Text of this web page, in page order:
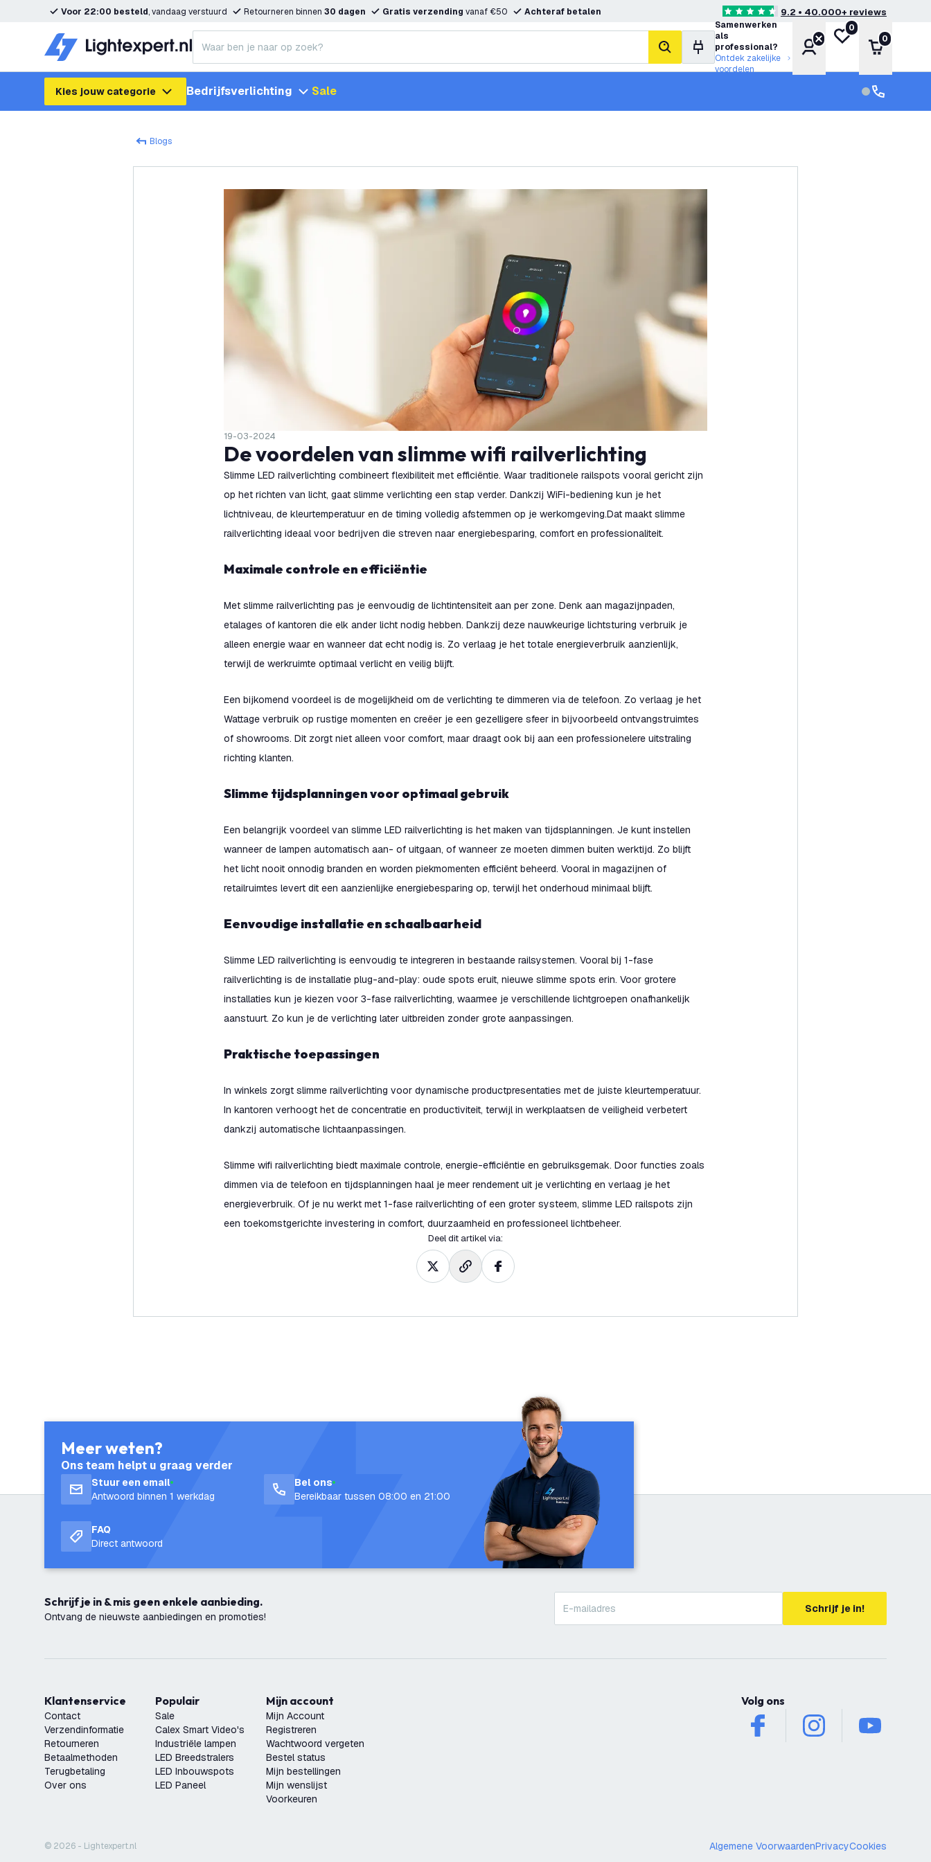
Voor 22:00 besteld, vandaag verstuurd Retourneren binnen 30 dagen Gratis verzending vanaf €50 Achteraf betalen 4.6 score sterren9.2 • 40.000+ reviews
zoeken
Samenwerken
als
professional?
Ontdek zakelijke
voordelen
Account
Mijn verlanglijst
0
0
Kies jouw categorie Bedrijfsverlichting Sale
Blogs
19-03-2024
De voordelen van slimme wifi railverlichting
Slimme LED railverlichting combineert flexibiliteit met efficiëntie. Waar traditionele railspots vooral gericht zijn
op het richten van licht, gaat slimme verlichting een stap verder. Dankzij WiFi-bediening kun je het
lichtniveau, de kleurtemperatuur en de timing volledig afstemmen op je werkomgeving.Dat maakt slimme
railverlichting ideaal voor bedrijven die streven naar energiebesparing, comfort en professionaliteit.
Maximale controle en efficiëntie
Met slimme railverlichting pas je eenvoudig de lichtintensiteit aan per zone. Denk aan magazijnpaden,
etalages of kantoren die elk ander licht nodig hebben. Dankzij deze nauwkeurige lichtsturing verbruik je
alleen energie waar en wanneer dat echt nodig is. Zo verlaag je het totale energieverbruik aanzienlijk,
terwijl de werkruimte optimaal verlicht en veilig blijft.
Een bijkomend voordeel is de mogelijkheid om de verlichting te dimmeren via de telefoon. Zo verlaag je het
Wattage verbruik op rustige momenten en creëer je een gezelligere sfeer in bijvoorbeeld ontvangstruimtes
of showrooms. Dit zorgt niet alleen voor comfort, maar draagt ook bij aan een professionelere uitstraling
richting klanten.
Slimme tijdsplanningen voor optimaal gebruik
Een belangrijk voordeel van slimme LED railverlichting is het maken van tijdsplanningen. Je kunt instellen
wanneer de lampen automatisch aan- of uitgaan, of wanneer ze moeten dimmen buiten werktijd. Zo blijft
het licht nooit onnodig branden en worden piekmomenten efficiënt beheerd. Vooral in magazijnen of
retailruimtes levert dit een aanzienlijke energiebesparing op, terwijl het onderhoud minimaal blijft.
Eenvoudige installatie en schaalbaarheid
Slimme LED railverlichting is eenvoudig te integreren in bestaande railsystemen. Vooral bij 1-fase
railverlichting is de installatie plug-and-play: oude spots eruit, nieuwe slimme spots erin. Voor grotere
installaties kun je kiezen voor 3-fase railverlichting, waarmee je verschillende lichtgroepen onafhankelijk
aanstuurt. Zo kun je de verlichting later uitbreiden zonder grote aanpassingen.
Praktische toepassingen
In winkels zorgt slimme railverlichting voor dynamische productpresentaties met de juiste kleurtemperatuur.
In kantoren verhoogt het de concentratie en productiviteit, terwijl in werkplaatsen de veiligheid verbetert
dankzij automatische lichtaanpassingen.
Slimme wifi railverlichting biedt maximale controle, energie-efficiëntie en gebruiksgemak. Door functies zoals
dimmen via de telefoon en tijdsplanningen haal je meer rendement uit je verlichting en verlaag je het
energieverbruik. Of je nu werkt met 1-fase railverlichting of een groter systeem, slimme LED railspots zijn
een toekomstgerichte investering in comfort, duurzaamheid en professioneel lichtbeheer.
Deel dit artikel via:
Meer weten?
Ons team helpt u graag verder
Stuur een email
Antwoord binnen 1 werkdag
Bel ons
Bereikbaar tussen 08:00 en 21:00
FAQ
Direct antwoord
Schrijf je in & mis geen enkele aanbieding.
Ontvang de nieuwste aanbiedingen en promoties!
Schrijf je in!
Klantenservice
Contact
Verzendinformatie
Retourneren
Betaalmethoden
Terugbetaling
Over ons
Populair
Sale
Calex Smart Video's
Industriële lampen
LED Breedstralers
LED Inbouwspots
LED Paneel
Mijn account
Mijn Account
Registreren
Wachtwoord vergeten
Bestel status
Mijn bestellingen
Mijn wenslijst
Voorkeuren
Volg ons
facebook instagram youtube
© 2026 - Lightexpert.nl Algemene VoorwaardenPrivacyCookies